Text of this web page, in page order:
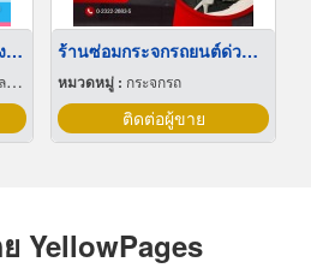
ศูนย์ดูแลผู้สูงอายุ เมืองทองธานี ร้านซ่อมกระจกรถยนต์ด่วน ย่านพัฒนาการ
หมวดหมู่ : กระจกรถ
ติดต่อผู้ขาย
YellowPages